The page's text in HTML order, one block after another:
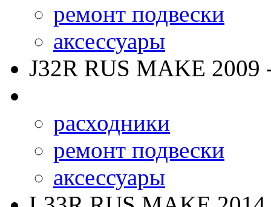
ремонт подвески
аксессуары
J32R RUS MAKE 2009
расходники
ремонт подвески
аксессуары